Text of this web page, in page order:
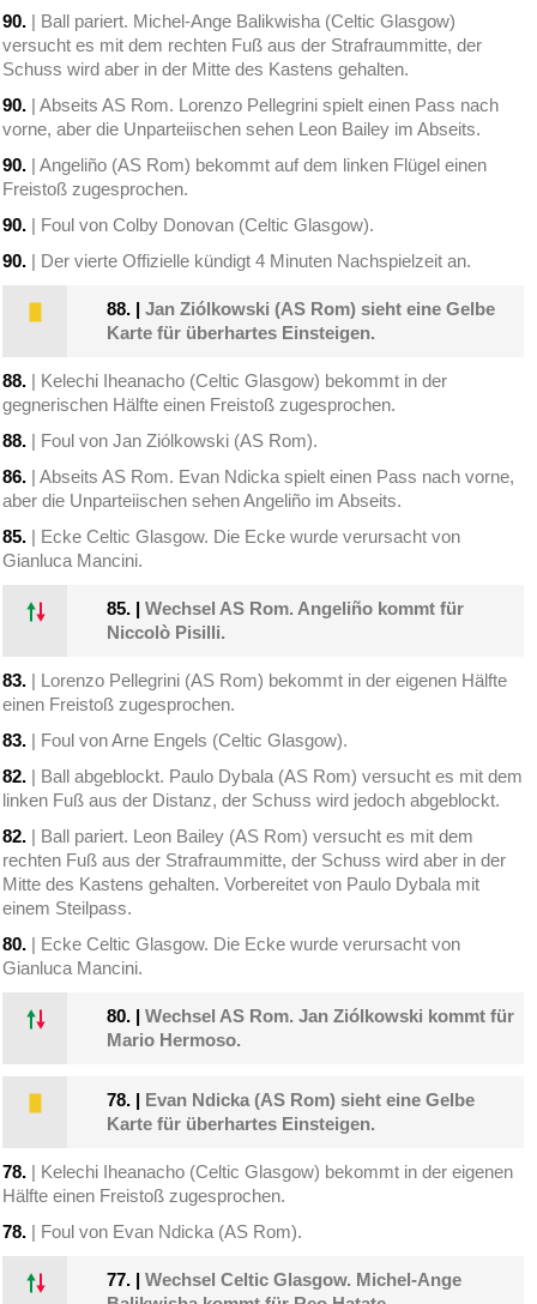
90. | Ball pariert. Michel-Ange Balikwisha (Celtic Glasgow)
versucht es mit dem rechten Fuß aus der Strafraummitte, der
Schuss wird aber in der Mitte des Kastens gehalten.
90. | Abseits AS Rom. Lorenzo Pellegrini spielt einen Pass nach
vorne, aber die Unparteiischen sehen Leon Bailey im Abseits.
90. | Angeliño (AS Rom) bekommt auf dem linken Flügel einen
Freistoß zugesprochen.
90. | Foul von Colby Donovan (Celtic Glasgow).
90. | Der vierte Offizielle kündigt 4 Minuten Nachspielzeit an.
88. |Jan Ziólkowski (AS Rom) sieht eine Gelbe
Karte für überhartes Einsteigen.
88. | Kelechi Iheanacho (Celtic Glasgow) bekommt in der
gegnerischen Hälfte einen Freistoß zugesprochen.
88. | Foul von Jan Ziólkowski (AS Rom).
86. | Abseits AS Rom. Evan Ndicka spielt einen Pass nach vorne,
aber die Unparteiischen sehen Angeliño im Abseits.
85. | Ecke Celtic Glasgow. Die Ecke wurde verursacht von
Gianluca Mancini.
85. |Wechsel AS Rom. Angeliño kommt für
Niccolò Pisilli.
83. | Lorenzo Pellegrini (AS Rom) bekommt in der eigenen Hälfte
einen Freistoß zugesprochen.
83. | Foul von Arne Engels (Celtic Glasgow).
82. | Ball abgeblockt. Paulo Dybala (AS Rom) versucht es mit dem
linken Fuß aus der Distanz, der Schuss wird jedoch abgeblockt.
82. | Ball pariert. Leon Bailey (AS Rom) versucht es mit dem
rechten Fuß aus der Strafraummitte, der Schuss wird aber in der
Mitte des Kastens gehalten. Vorbereitet von Paulo Dybala mit
einem Steilpass.
80. | Ecke Celtic Glasgow. Die Ecke wurde verursacht von
Gianluca Mancini.
80. |Wechsel AS Rom. Jan Ziólkowski kommt für
Mario Hermoso.
78. | Evan Ndicka (AS Rom) sieht eine Gelbe
Karte für überhartes Einsteigen.
78. | Kelechi Iheanacho (Celtic Glasgow) bekommt in der eigenen
Hälfte einen Freistoß zugesprochen.
78. | Foul von Evan Ndicka (AS Rom).
77. |Wechsel Celtic Glasgow. Michel-Ange